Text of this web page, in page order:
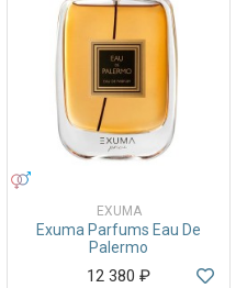
EXUMA
Exuma Parfums Eau De
Palermo
12 380 ₽